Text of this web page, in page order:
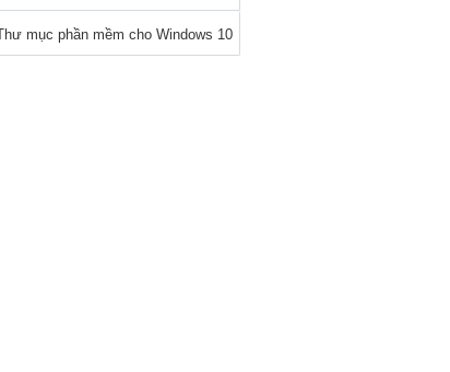
mục phần mềm cho Windows 10